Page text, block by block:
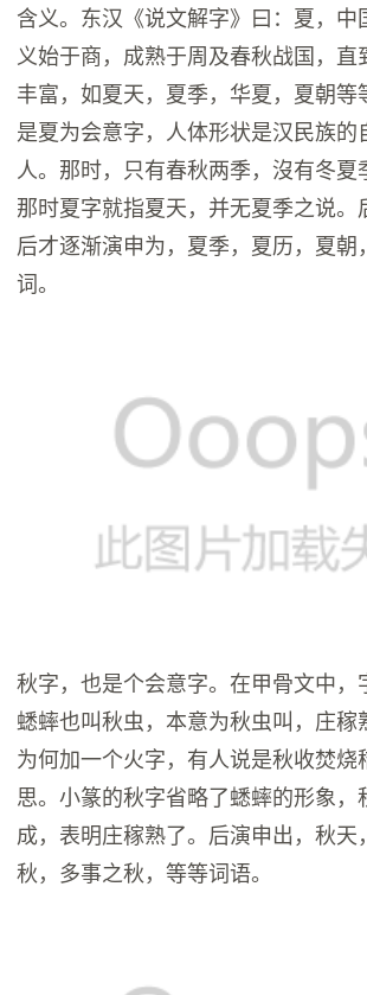
含义。东汉《说文解字》曰：夏，中
义始于商，成熟于周及春秋战国，直
丰富，如夏天，夏季，华夏，夏朝等
是夏为会意字，人体形状是汉民族的
人。那时，只有春秋两季，沒有冬夏
那时夏字就指夏天，并无夏季之说。
后才逐渐演申为，夏季，夏历，夏朝
词。
秋字，也是个会意字。在甲骨文中，
蟋蟀也叫秋虫，本意为秋虫叫，庄稼
为何加一个火字，有人说是秋收焚烧
思。小篆的秋字省略了蟋蟀的形象，
成，表明庄稼熟了。后演申出，秋天
秋，多事之秋，等等词语。